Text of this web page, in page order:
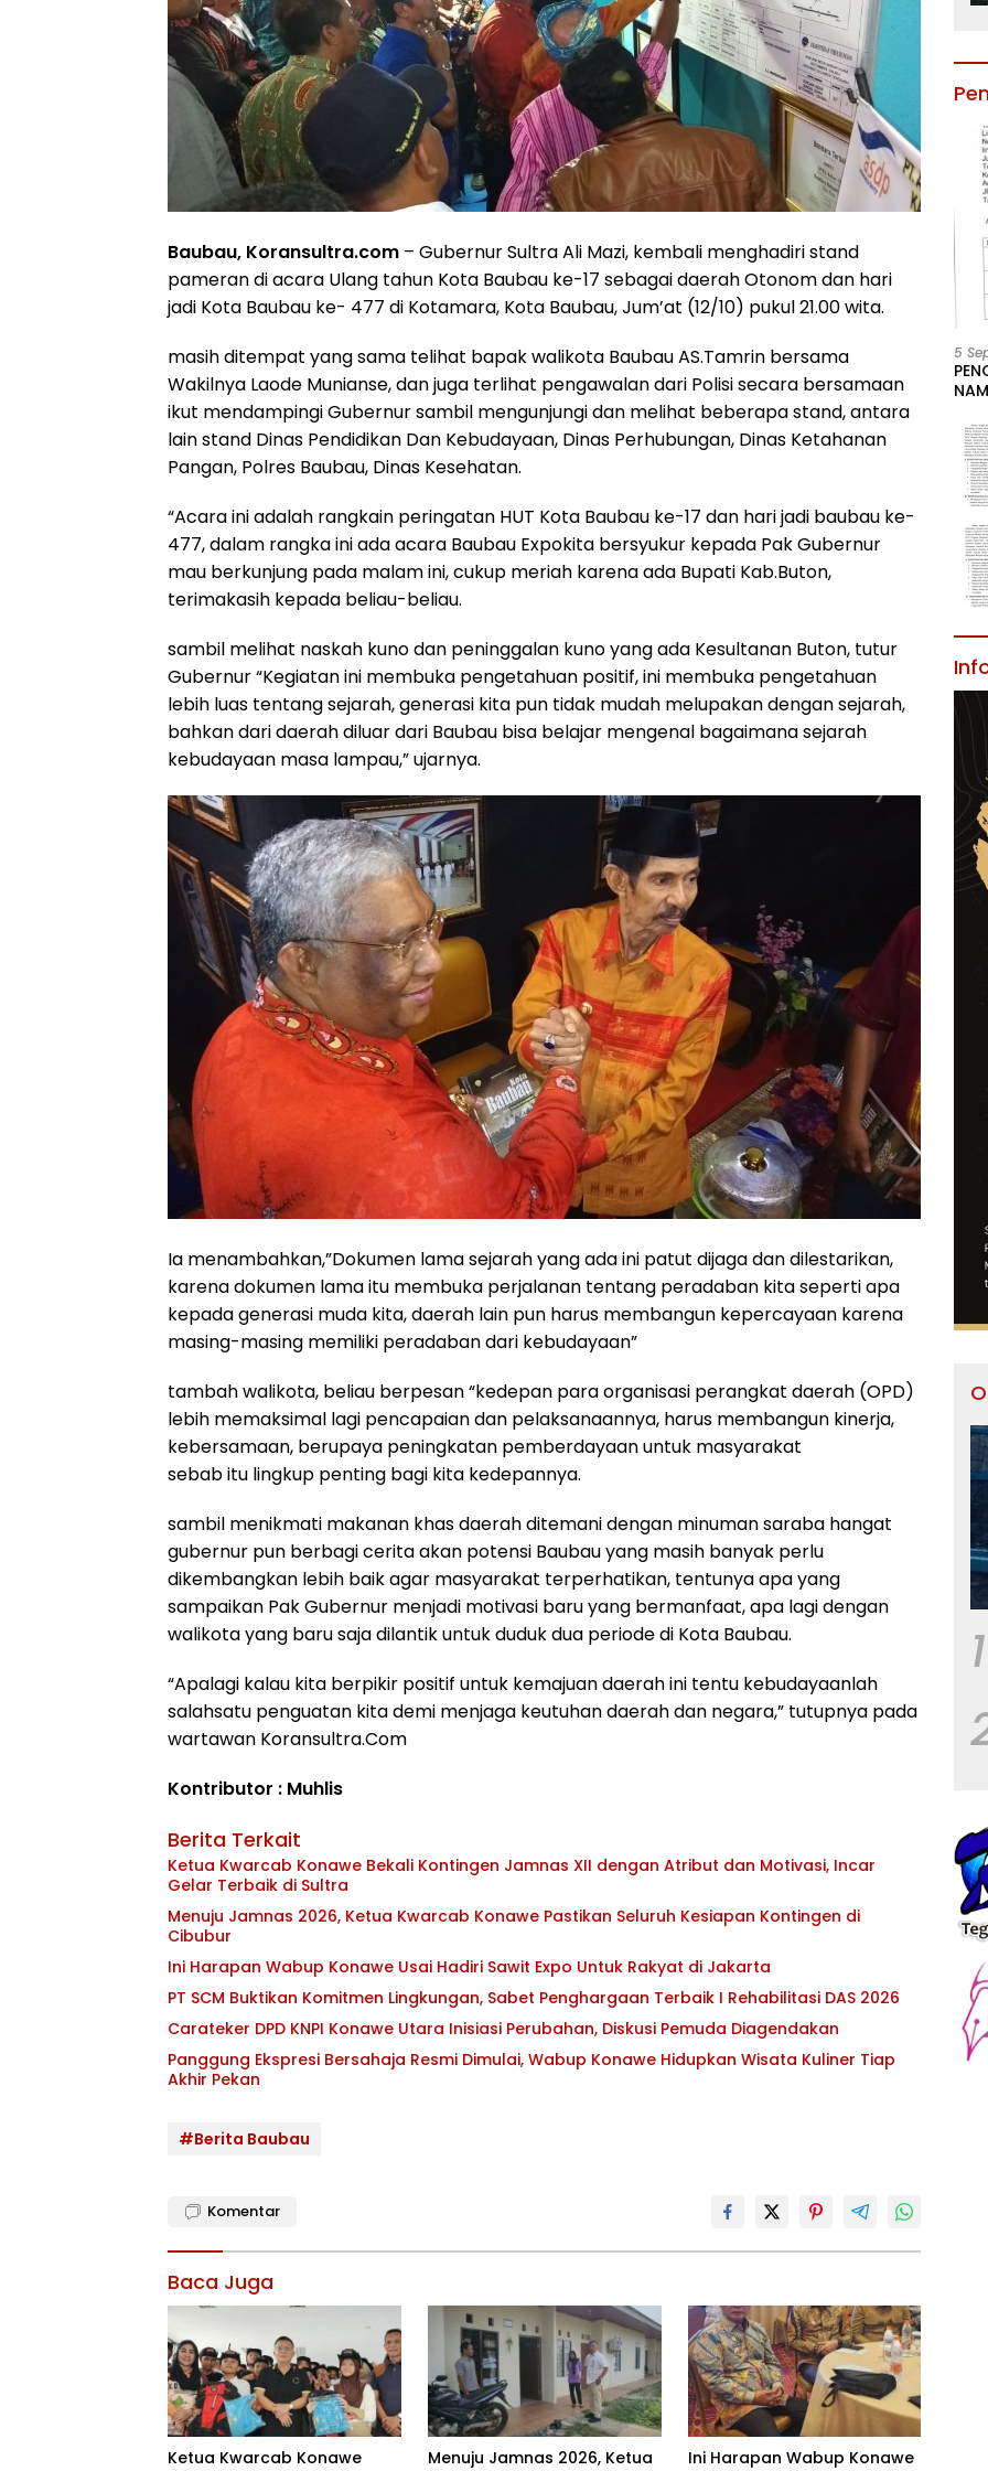
Baubau, Koransultra.com – Gubernur Sultra Ali Mazi, kembali menghadiri stand
pameran di acara Ulang tahun Kota Baubau ke-17 sebagai daerah Otonom dan hari
jadi Kota Baubau ke- 477 di Kotamara, Kota Baubau, Jum’at (12/10) pukul 21.00 wita.
masih ditempat yang sama telihat bapak walikota Baubau AS.Tamrin bersama
Wakilnya Laode Munianse, dan juga terlihat pengawalan dari Polisi secara bersamaan
ikut mendampingi Gubernur sambil mengunjungi dan melihat beberapa stand, antara
lain stand Dinas Pendidikan Dan Kebudayaan, Dinas Perhubungan, Dinas Ketahanan
Pangan, Polres Baubau, Dinas Kesehatan.
“Acara ini adalah rangkain peringatan HUT Kota Baubau ke-17 dan hari jadi baubau ke-
477, dalam rangka ini ada acara Baubau Expokita bersyukur kepada Pak Gubernur
mau berkunjung pada malam ini, cukup meriah karena ada Bupati Kab.Buton,
terimakasih kepada beliau-beliau.
sambil melihat naskah kuno dan peninggalan kuno yang ada Kesultanan Buton, tutur
Gubernur “Kegiatan ini membuka pengetahuan positif, ini membuka pengetahuan
lebih luas tentang sejarah, generasi kita pun tidak mudah melupakan dengan sejarah,
bahkan dari daerah diluar dari Baubau bisa belajar mengenal bagaimana sejarah
kebudayaan masa lampau,” ujarnya.
Ia menambahkan,”Dokumen lama sejarah yang ada ini patut dijaga dan dilestarikan,
karena dokumen lama itu membuka perjalanan tentang peradaban kita seperti apa
kepada generasi muda kita, daerah lain pun harus membangun kepercayaan karena
masing-masing memiliki peradaban dari kebudayaan”
tambah walikota, beliau berpesan “kedepan para organisasi perangkat daerah (OPD)
lebih memaksimal lagi pencapaian dan pelaksanaannya, harus membangun kinerja,
kebersamaan, berupaya peningkatan pemberdayaan untuk masyarakat
sebab itu lingkup penting bagi kita kedepannya.
sambil menikmati makanan khas daerah ditemani dengan minuman saraba hangat
gubernur pun berbagi cerita akan potensi Baubau yang masih banyak perlu
dikembangkan lebih baik agar masyarakat terperhatikan, tentunya apa yang
sampaikan Pak Gubernur menjadi motivasi baru yang bermanfaat, apa lagi dengan
walikota yang baru saja dilantik untuk duduk dua periode di Kota Baubau.
“Apalagi kalau kita berpikir positif untuk kemajuan daerah ini tentu kebudayaanlah
salahsatu penguatan kita demi menjaga keutuhan daerah dan negara,” tutupnya pada
wartawan Koransultra.Com
Kontributor : Muhlis
Berita Terkait
Ketua Kwarcab Konawe Bekali Kontingen Jamnas XII dengan Atribut dan Motivasi, Incar
Gelar Terbaik di Sultra
Menuju Jamnas 2026, Ketua Kwarcab Konawe Pastikan Seluruh Kesiapan Kontingen di
Cibubur
Ini Harapan Wabup Konawe Usai Hadiri Sawit Expo Untuk Rakyat di Jakarta
PT SCM Buktikan Komitmen Lingkungan, Sabet Penghargaan Terbaik I Rehabilitasi DAS 2026
Carateker DPD KNPI Konawe Utara Inisiasi Perubahan, Diskusi Pemuda Diagendakan
Panggung Ekspresi Bersahaja Resmi Dimulai, Wabup Konawe Hidupkan Wisata Kuliner Tiap
Akhir Pekan
#Berita Baubau
Komentar
Baca Juga
Ketua Kwarcab Konawe
Menuju Jamnas 2026, Ketua
Ini Harapan Wabup Konawe
5
1